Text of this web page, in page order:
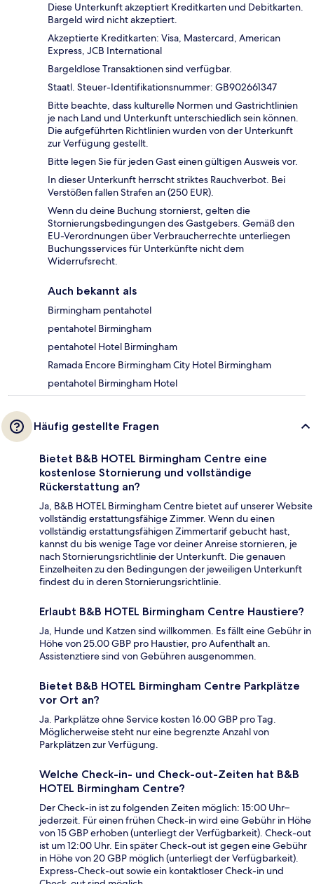
Diese Unterkunft akzeptiert Kreditkarten und Debitkarten.
Bargeld wird nicht akzeptiert.
Akzeptierte Kreditkarten: Visa, Mastercard, American
Express, JCB International
Bargeldlose Transaktionen sind verfügbar.
Staatl. Steuer-Identifikationsnummer: GB902661347
Bitte beachte, dass kulturelle Normen und Gastrichtlinien
je nach Land und Unterkunft unterschiedlich sein können.
Die aufgeführten Richtlinien wurden von der Unterkunft
zur Verfügung gestellt.
Bitte legen Sie für jeden Gast einen gültigen Ausweis vor.
In dieser Unterkunft herrscht striktes Rauchverbot. Bei
Verstößen fallen Strafen an (250 EUR).
Wenn du deine Buchung stornierst, gelten die
Stornierungsbedingungen des Gastgebers. Gemäß den
EU-Verordnungen über Verbraucherrechte unterliegen
Buchungsservices für Unterkünfte nicht dem
Widerrufsrecht.
Auch bekannt als
Birmingham pentahotel
pentahotel Birmingham
pentahotel Hotel Birmingham
Ramada Encore Birmingham City Hotel Birmingham
pentahotel Birmingham Hotel
Häufig gestellte Fragen
Bietet B&B HOTEL Birmingham Centre eine
kostenlose Stornierung und vollständige
Rückerstattung an?
Ja, B&B HOTEL Birmingham Centre bietet auf unserer Website
vollständig erstattungsfähige Zimmer. Wenn du einen
vollständig erstattungsfähigen Zimmertarif gebucht hast,
kannst du bis wenige Tage vor deiner Anreise stornieren, je
nach Stornierungsrichtlinie der Unterkunft. Die genauen
Einzelheiten zu den Bedingungen der jeweiligen Unterkunft
findest du in deren Stornierungsrichtlinie.
Erlaubt B&B HOTEL Birmingham Centre Haustiere?
Ja, Hunde und Katzen sind willkommen. Es fällt eine Gebühr in
Höhe von 25.00 GBP pro Haustier, pro Aufenthalt an.
Assistenztiere sind von Gebühren ausgenommen.
Bietet B&B HOTEL Birmingham Centre Parkplätze
vor Ort an?
Ja. Parkplätze ohne Service kosten 16.00 GBP pro Tag.
Möglicherweise steht nur eine begrenzte Anzahl von
Parkplätzen zur Verfügung.
Welche Check-in- und Check-out-Zeiten hat B&B
HOTEL Birmingham Centre?
Der Check-in ist zu folgenden Zeiten möglich: 15:00 Uhr–
jederzeit. Für einen frühen Check-in wird eine Gebühr in Höhe
von 15 GBP erhoben (unterliegt der Verfügbarkeit). Check-out
ist um 12:00 Uhr. Ein später Check-out ist gegen eine Gebühr
in Höhe von 20 GBP möglich (unterliegt der Verfügbarkeit).
Express-Check-out sowie ein kontaktloser Check-in und